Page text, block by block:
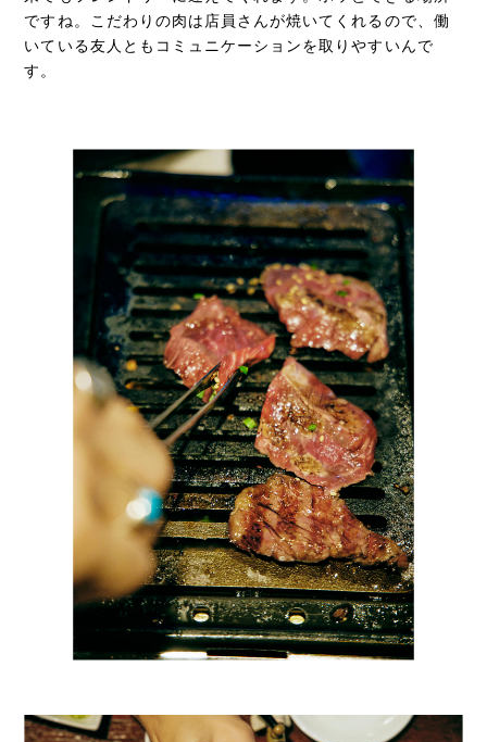
ですね。こだわりの肉は店員さんが焼いてくれるので、働
いている友人ともコミュニケーションを取りやすいんで
す。